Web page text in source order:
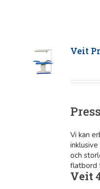
Veit
Vi kan
och
flatbord
Veit